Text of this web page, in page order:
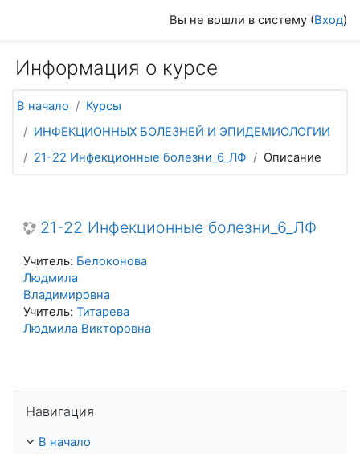
Вы не вошли в систему (Вход)
Информация о курсе
В начало
Курсы
ИНФЕКЦИОННЫХ БОЛЕЗНЕЙ И ЭПИДЕМИОЛОГИИ
21-22 Инфекционные болезни_6_ЛФ
Описание
21-22 Инфекционные болезни_6_ЛФ
Учитель: Белоконова
Людмила
Владимировна
Учитель: Титарева
Людмила Викторовна
Навигация
В начало